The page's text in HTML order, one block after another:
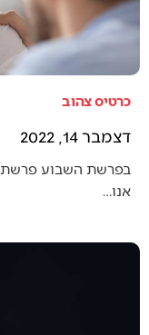
כרטיס צהוב
דצמבר 14, 2022
בפרשת השבוע פרשת
אנו…